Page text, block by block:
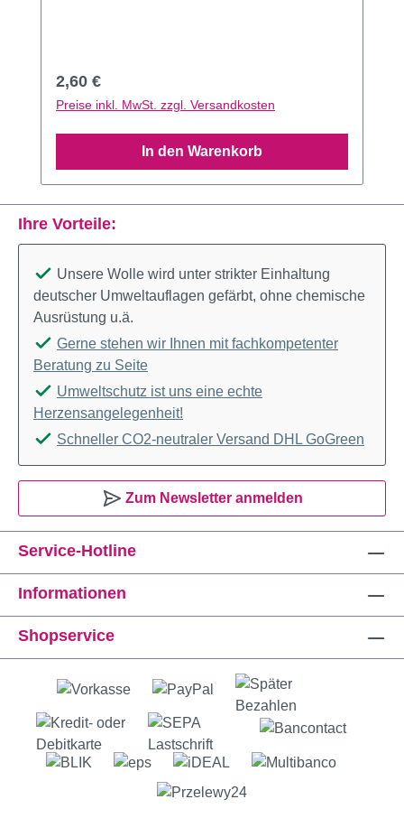
Regulärer Preis:
2,60 €
Preise inkl. MwSt. zzgl. Versandkosten
In den Warenkorb
Service-Hotline
Informationen
Shopservice
Ihre Vorteile:
Unsere Wolle wird unter strikter Einhaltung
deutscher Umweltauflagen gefärbt, ohne chemische
Ausrüstung u.ä.
Gerne stehen wir Ihnen mit fachkompetenter
Beratung zu Seite
Umweltschutz ist uns eine echte
Herzensangelegenheit!
Schneller CO2-neutraler Versand DHL GoGreen
Zum Newsletter anmelden